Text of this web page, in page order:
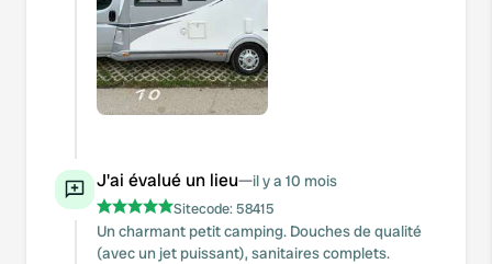
J'ai évalué un lieu—il y a 10 mois
Sitecode:58415
Un charmant petit camping. Douches de qualité
(avec un jet puissant), sanitaires complets.